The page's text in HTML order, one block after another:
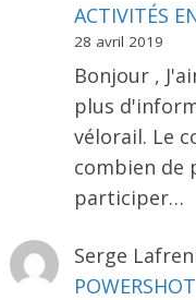
ACTIVITÉS
28 avril 2019
Bonjour ,
plus
vélorail. Le
combien de
participer…
Serge